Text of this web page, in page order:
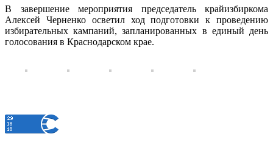
В завершение мероприятия председатель крайизбиркома
Алексей Черненко осветил ход подготовки к проведению
избирательных кампаний, запланированных в единый день
голосования в Краснодарском крае.